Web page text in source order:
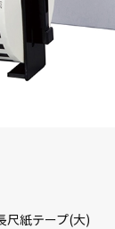
尺紙テープ(大)